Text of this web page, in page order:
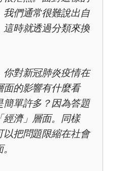
我們通常很難說出自
這時就透過分類來換
你對新冠肺炎疫情在
面的影響有什麼看
簡單許多？因為答題
經濟」層面。同樣
以把問題限縮在社會